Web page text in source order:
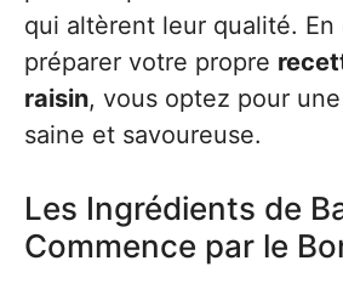
qui altèrent leur qualité. En
préparer votre propre
raisin, vous optez pour
saine et savoureuse.
Les Ingrédients de
Commence par le